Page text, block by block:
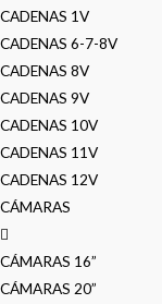
CADENAS 1V
CADENAS 6-7-8V
CADENAS 8V
CADENAS 9V
CADENAS 10V
CADENAS 11V
CADENAS 12V
CÁMARAS
CÁMARAS 16”
CÁMARAS 20”